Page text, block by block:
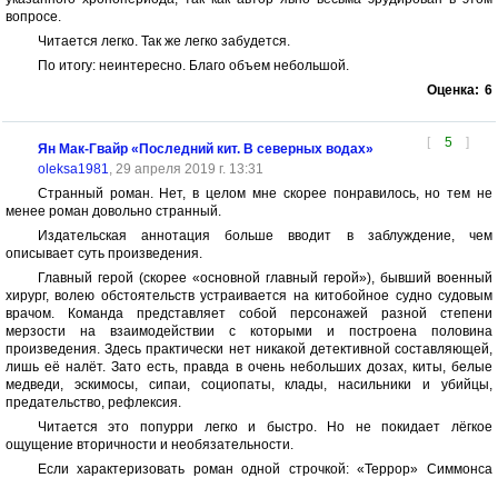
вопросе.
Читается легко. Так же легко забудется.
По итогу: неинтересно. Благо объем небольшой.
Оценка: 6
[ 5 ]
Ян Мак-Гвайр «Последний кит. В северных водах»
oleksa1981, 29 апреля 2019 г. 13:31
Странный роман. Нет, в целом мне скорее понравилось, но тем не
менее роман довольно странный.
Издательская аннотация больше вводит в заблуждение, чем
описывает суть произведения.
Главный герой (скорее «основной главный герой»), бывший военный
хирург, волею обстоятельств устраивается на китобойное судно судовым
врачом. Команда представляет собой персонажей разной степени
мерзости на взаимодействии с которыми и построена половина
произведения. Здесь практически нет никакой детективной составляющей,
лишь её налёт. Зато есть, правда в очень небольших дозах, киты, белые
медведи, эскимосы, сипаи, социопаты, клады, насильники и убийцы,
предательство, рефлексия.
Читается это попурри легко и быстро. Но не покидает лёгкое
ощущение вторичности и необязательности.
Если характеризовать роман одной строчкой: «Террор» Симмонса